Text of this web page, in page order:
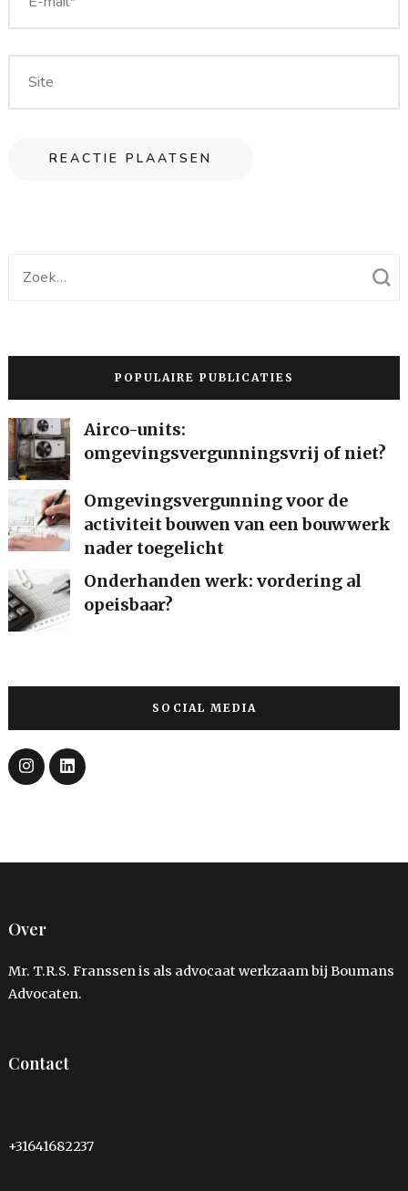
Zoek
POPULAIRE PUBLICATIES
Airco-units:
omgevingsvergunningsvrij of niet?
Omgevingsvergunning voor de
activiteit bouwen van een bouwwerk
nader toegelicht
Onderhanden werk: vordering al
opeisbaar?
SOCIAL MEDIA
Over
Mr. T.R.S. Franssen is als advocaat werkzaam bij Boumans
Advocaten.
Contact
+31641682237